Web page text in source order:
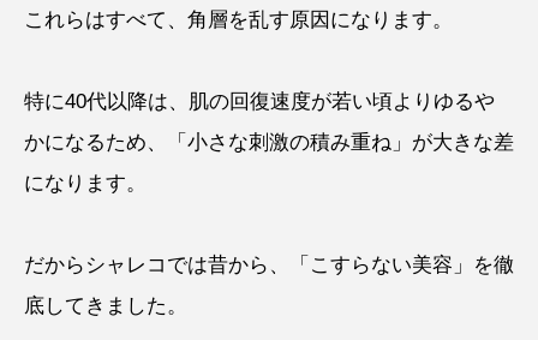
これらはすべて、角層を乱す原因になります。
特に40代以降は、肌の回復速度が若い頃よりゆるや
かになるため、「小さな刺激の積み重ね」が大きな差
になります。
だからシャレコでは昔から、「こすらない美容」を徹
底してきました。